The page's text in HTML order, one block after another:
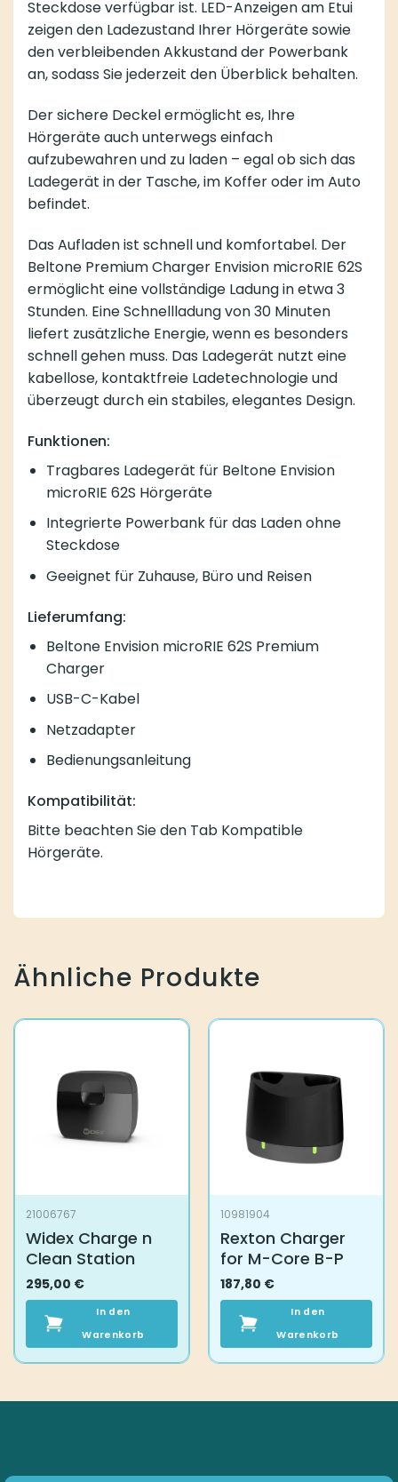
Steckdose verfügbar ist. LED-Anzeigen am Etui
zeigen den Ladezustand Ihrer Hörgeräte sowie
den verbleibenden Akkustand der Powerbank
an, sodass Sie jederzeit den Überblick behalten.
Der sichere Deckel ermöglicht es, Ihre
Hörgeräte auch unterwegs einfach
aufzubewahren und zu laden – egal ob sich das
Ladegerät in der Tasche, im Koffer oder im Auto
befindet.
Das Aufladen ist schnell und komfortabel. Der
Beltone Premium Charger Envision microRIE 62S
ermöglicht eine vollständige Ladung in etwa 3
Stunden. Eine Schnellladung von 30 Minuten
liefert zusätzliche Energie, wenn es besonders
schnell gehen muss. Das Ladegerät nutzt eine
kabellose, kontaktfreie Ladetechnologie und
überzeugt durch ein stabiles, elegantes Design.
Funktionen:
Tragbares Ladegerät für Beltone Envision
microRIE 62S Hörgeräte
Integrierte Powerbank für das Laden ohne
Steckdose
Geeignet für Zuhause, Büro und Reisen
Lieferumfang:
Beltone Envision microRIE 62S Premium
Charger
USB-C-Kabel
Netzadapter
Bedienungsanleitung
Kompatibilität:
Bitte beachten Sie den Tab Kompatible
Hörgeräte.
Ähnliche Produkte
21006767
Widex Charge n
Clean Station
295,00 €
In den
Warenkorb
10981904
Rexton Charger
for M-Core B-P
187,80 €
In den
Warenkorb